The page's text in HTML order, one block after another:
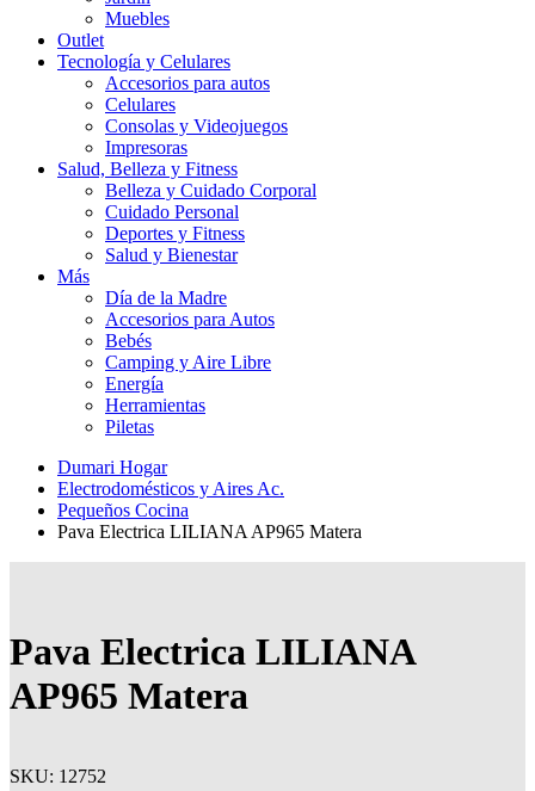
Muebles
Outlet
Tecnología y Celulares
Accesorios para autos
Celulares
Consolas y Videojuegos
Impresoras
Salud, Belleza y Fitness
Belleza y Cuidado Corporal
Cuidado Personal
Deportes y Fitness
Salud y Bienestar
Más
Día de la Madre
Accesorios para Autos
Bebés
Camping y Aire Libre
Energía
Herramientas
Piletas
Dumari Hogar
Electrodomésticos y Aires Ac.
Pequeños Cocina
Pava Electrica LILIANA AP965 Matera
Pava Electrica LILIANA
AP965 Matera
SKU: 12752